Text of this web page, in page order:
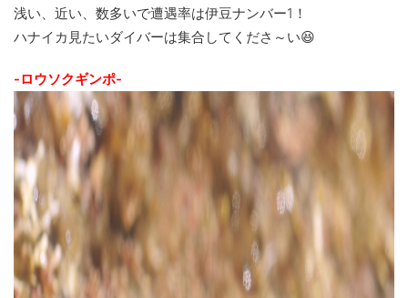
浅い、近い、数多いで遭遇率は伊豆ナンバー1！
ハナイカ見たいダイバーは集合してくださ～い😆
-ロウソクギンポ-